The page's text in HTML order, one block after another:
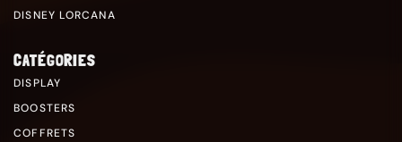
DISNEY LORCANA
CATÉGORIES
DISPLAY
BOOSTERS
COFFRETS